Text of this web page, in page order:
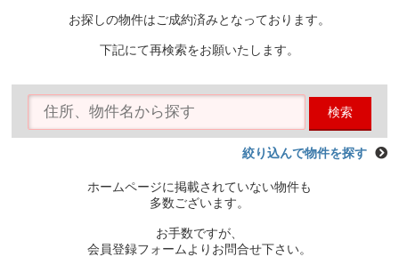
お探しの物件はご成約済みとなっております。
下記にて再検索をお願いたします。
検索
絞り込んで物件を探す
ホームページに掲載されていない物件も
多数ございます。
お手数ですが、
会員登録フォームよりお問合せ下さい。